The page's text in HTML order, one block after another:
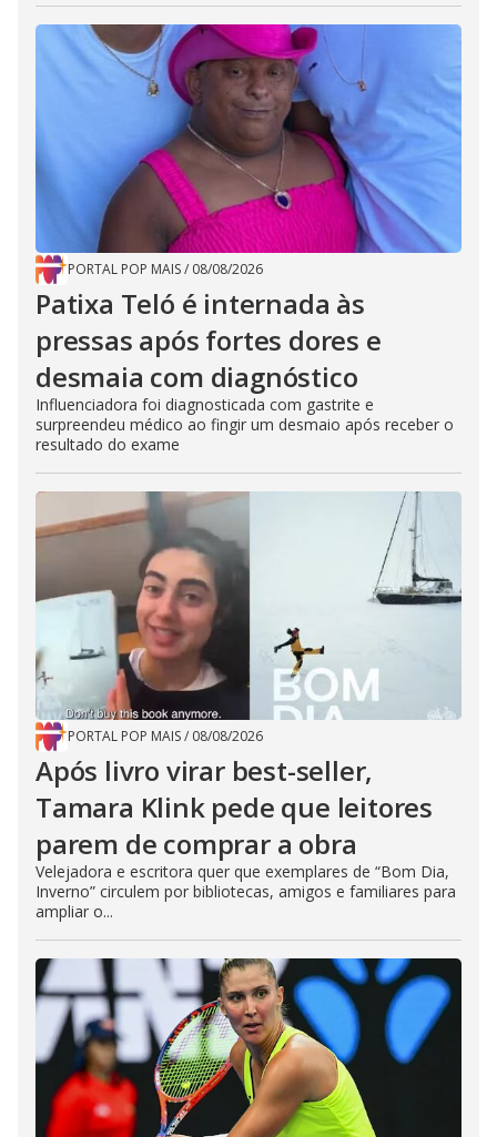
PORTAL POP MAIS/ 08/08/2026
Patixa Teló é internada às
pressas após fortes dores e
desmaia com diagnóstico
Influenciadora foi diagnosticada com gastrite e
surpreendeu médico ao fingir um desmaio após receber o
resultado do exame
PORTAL POP MAIS/ 08/08/2026
Após livro virar best-seller,
Tamara Klink pede que leitores
parem de comprar a obra
Velejadora e escritora quer que exemplares de “Bom Dia,
Inverno” circulem por bibliotecas, amigos e familiares para
ampliar o...